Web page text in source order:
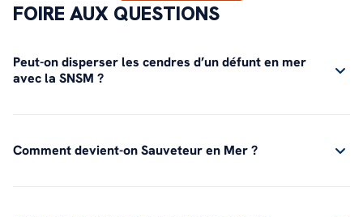
FOIRE AUX QUESTIONS
Peut-on disperser les cendres d’un défunt en mer
avec la SNSM ?
Comment devient-on Sauveteur en Mer ?